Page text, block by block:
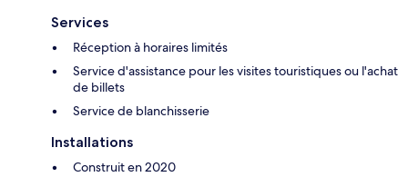
Services
Réception à horaires limités
Service d'assistance pour les visites touristiques ou l'achat
de billets
Service de blanchisserie
Installations
Construit en 2020